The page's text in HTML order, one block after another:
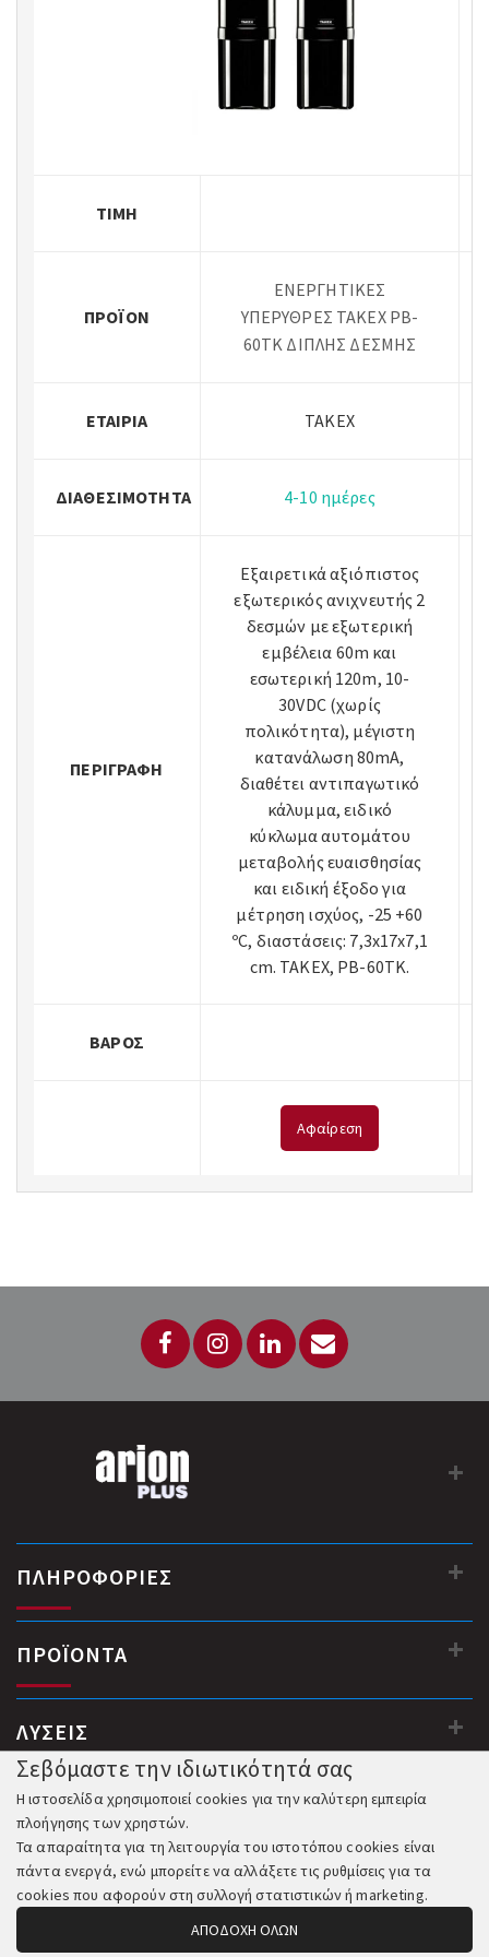
ΤΙΜΉ
ΠΡΟΪΌΝ
ΕΝΕΡΓΗΤΙΚΕΣ
ΥΠΕΡΥΘΡΕΣ ΤΑΚΕΧ PB-
60TK ΔΙΠΛΗΣ ΔΕΣΜΗΣ
ΕΤΑΙΡΊΑ TAKEX
ΔΙΑΘΕΣΙΜΌΤΗΤΑ 4-10 ημέρες
ΠΕΡΙΓΡΑΦΉ
Εξαιρετικά αξιόπιστος
εξωτερικός ανιχνευτής 2
δεσμών με εξωτερική
εμβέλεια 60m και
εσωτερική 120m, 10-
30VDC (χωρίς
πολικότητα), μέγιστη
κατανάλωση 80mA,
διαθέτει αντιπαγωτικό
κάλυμμα, ειδικό
κύκλωμα αυτομάτου
μεταβολής ευαισθησίας
και ειδική έξοδο για
μέτρηση ισχύος, -25 +60
ºC, διαστάσεις: 7,3x17x7,1
cm. TAKEX, PB-60TK.
ΒΆΡΟΣ
Αφαίρεση
ΠΛΗΡΟΦΟΡΙΕΣ
ΠΡΟΪΟΝΤΑ
ΛΥΣΕΙΣ
Σεβόμαστε την ιδιωτικότητά σας
Η ιστοσελίδα χρησιμοποιεί cookies για την καλύτερη εμπειρία
πλοήγησης των χρηστών.
Τα απαραίτητα για τη λειτουργία του ιστοτόπου cookies είναι
πάντα ενεργά, ενώ μπορείτε να αλλάξετε τις ρυθμίσεις για τα
cookies που αφορούν στη συλλογή στατιστικών ή marketing.
ΑΠΟΔΟΧΗ ΟΛΩΝ